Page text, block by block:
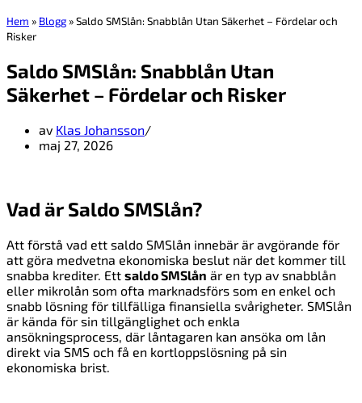
Hem » Blogg »Saldo SMSlån: Snabblån Utan Säkerhet – Fördelar och
Risker
Saldo SMSlån: Snabblån Utan
Säkerhet – Fördelar och Risker
av Klas Johansson
maj 27, 2026
Vad är Saldo SMSlån?
Att förstå vad ett saldo SMSlån innebär är avgörande för
att göra medvetna ekonomiska beslut när det kommer till
snabba krediter. Ett saldo SMSlån är en typ av snabblån
eller mikrolån som ofta marknadsförs som en enkel och
snabb lösning för tillfälliga finansiella svårigheter. SMSlån
är kända för sin tillgänglighet och enkla
ansökningsprocess, där låntagaren kan ansöka om lån
direkt via SMS och få en kortloppslösning på sin
ekonomiska brist.